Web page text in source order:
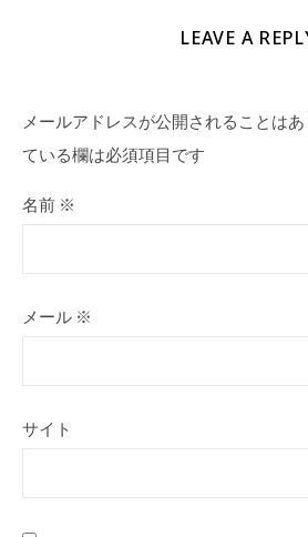
LEAVE A
メールアドレスが公開されることはあ
ている欄は必須項目です
名前 ※
メール ※
サイト